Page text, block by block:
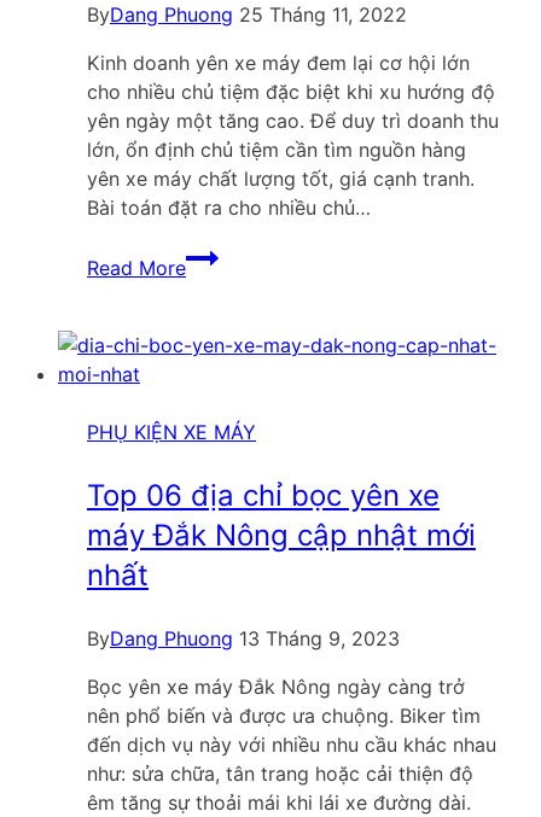
dòng
ByDang Phuong 25 Tháng 11, 2022
Kinh doanh yên xe máy đem lại cơ hội lớn
cho nhiều chủ tiệm đặc biệt khi xu hướng độ
yên ngày một tăng cao. Để duy trì doanh thu
lớn, ổn định chủ tiệm cần tìm nguồn hàng
yên xe máy chất lượng tốt, giá cạnh tranh.
Bài toán đặt ra cho nhiều chủ…
Read More
Nguồn
hàng
xe
lượng
giá
cạnh
tranh
PHỤ KIỆN XE MÁY
Top 06 địa chỉ bọc yên xe
máy Đắk Nông cập nhật mới
nhất
ByDang Phuong 13 Tháng 9, 2023
Bọc yên xe máy Đắk Nông ngày càng trở
nên phổ biến và được ưa chuộng. Biker tìm
đến dịch vụ này với nhiều nhu cầu khác nhau
như: sửa chữa, tân trang hoặc cải thiện độ
êm tăng sự thoải mái khi lái xe đường dài.